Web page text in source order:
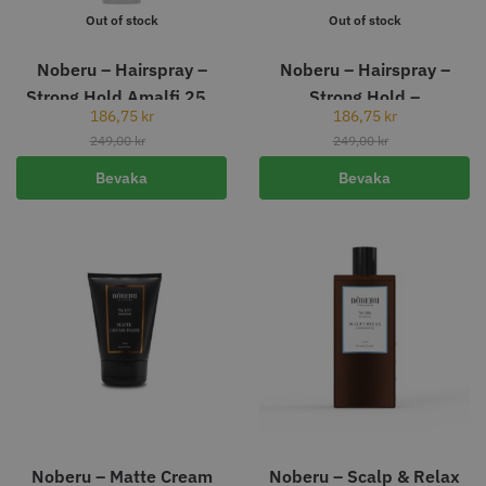
Out of stock
Noberu – Hairspray –
Strong Hold Amalfi 250
ml
186,75 kr
249,00kr
Bevaka
Out of stock
Noberu – Hairspray –
Strong Hold –
Sandalwood – 250 ml
186,75 kr
249,00kr
Bevaka
Noberu – Matte Cream
Noberu – Scalp & Relax
JRL - FreshFade 2020C
11% Rabatt
Säkerhetshyvel - Halmstad
STORSÄLJARE